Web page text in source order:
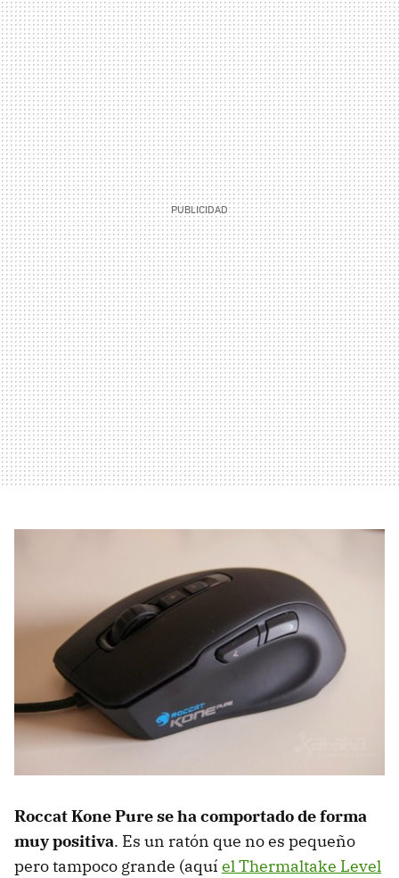
Roccat Kone Pure se ha comportado de forma
muy positiva. Es un ratón que no es pequeño
pero tampoco grande (aquí el Thermaltake Level